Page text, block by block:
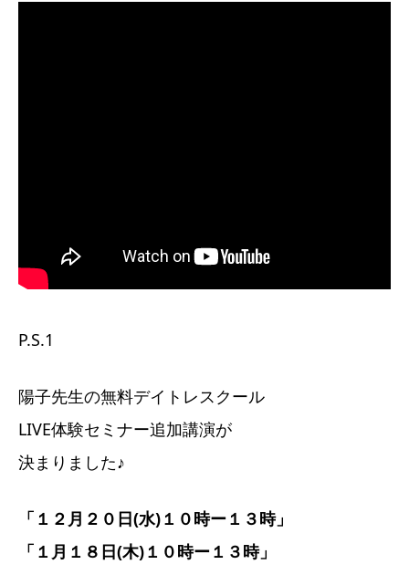
P.S.1
陽子先生の無料デイトレスクール
LIVE体験セミナー追加講演が
決まりました♪
「１２月２０日(水)１０時ー１３時」
「１月１８日(木)１０時ー１３時」